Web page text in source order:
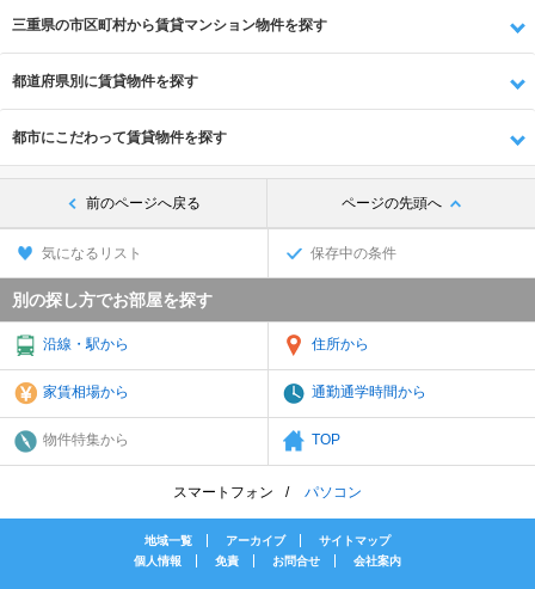
三重県の市区町村から賃貸マンション物件を探す
都道府県別に賃貸物件を探す
都市にこだわって賃貸物件を探す
前のページへ戻る ページの先頭へ
気になるリスト 保存中の条件
別の探し方でお部屋を探す
沿線・駅から 住所から
家賃相場から 通勤通学時間から
物件特集から TOP
スマートフォン パソコン
地域一覧 アーカイブ
サイトマップ
個人情報
免責 お問合せ 会社案内